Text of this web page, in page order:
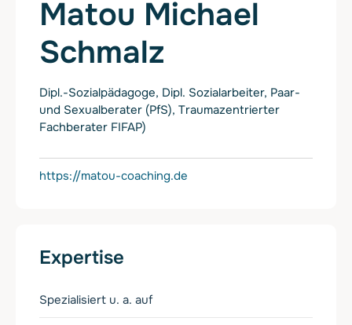
Matou Michael
Schmalz
Dipl.-Sozialpädagoge, Dipl. Sozialarbeiter, Paar-
und Sexualberater (PfS), Traumazentrierter
Fachberater FIFAP)
https://matou-coaching.de
Expertise
Spezialisiert u. a. auf